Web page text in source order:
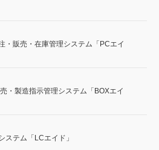
・販売・在庫管理システム「PCエイ
・製造指示管理システム「BOXエイ
ステム「LCエイド」